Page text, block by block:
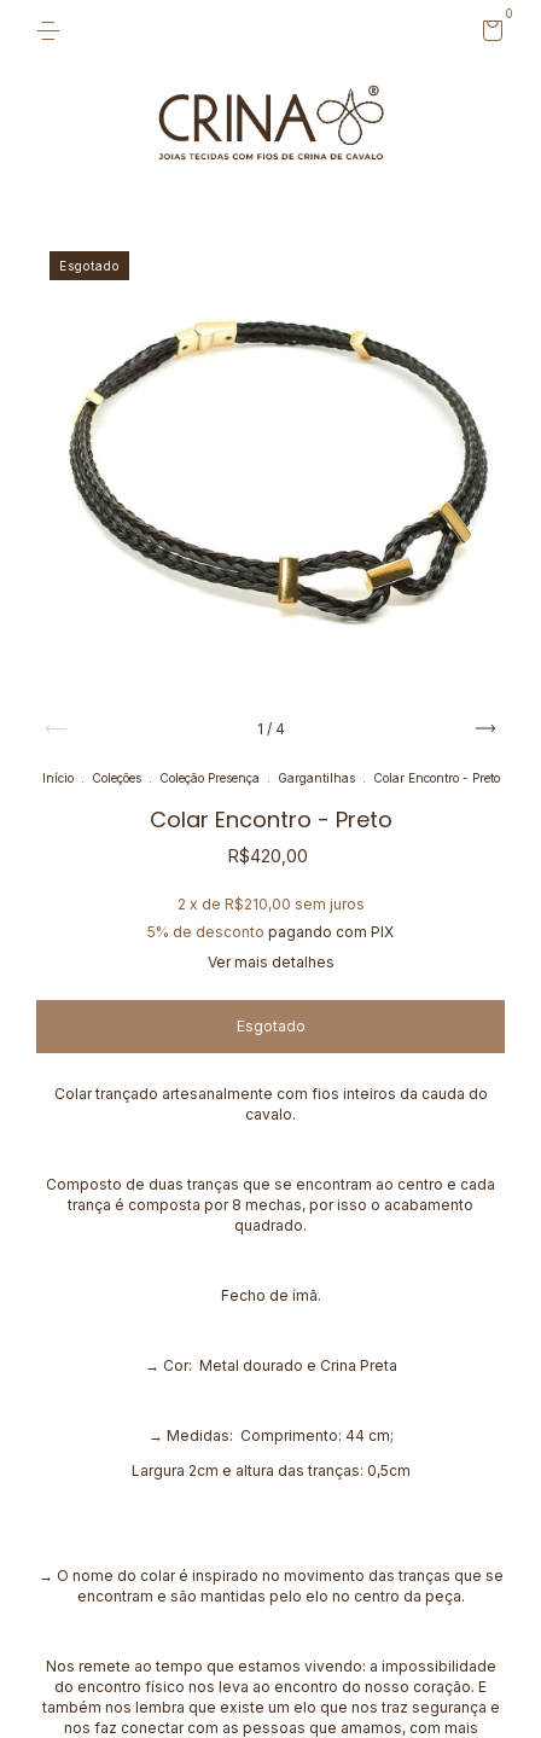
0
Esgotado
1 / 4
Início Coleções Coleção Presença Gargantilhas Colar Encontro - Preto
Colar Encontro - Preto
R$420,00
2 x de R$210,00 sem juros
5% de desconto pagando com PIX
Ver mais detalhes
Colar trançado artesanalmente com fios inteiros da cauda do
cavalo.
Composto de duas tranças que se encontram ao centro e cada
trança é composta por 8 mechas, por isso o acabamento
quadrado.
Fecho de ímã.
→ Cor: Metal dourado e Crina Preta
→ Medidas: Comprimento: 44 cm;
Largura 2cm e altura das tranças: 0,5cm
→ O nome do colar é inspirado no movimento das tranças que se
encontram e são mantidas pelo elo no centro da peça.
Nos remete ao tempo que estamos vivendo: a impossibilidade
do encontro físico nos leva ao encontro do nosso coração. E
também nos lembra que existe um elo que nos traz segurança e
nos faz conectar com as pessoas que amamos, com mais